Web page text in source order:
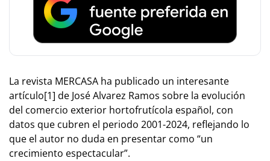
La revista MERCASA ha publicado un interesante
artículo[1] de José Alvarez Ramos sobre la evolución
del comercio exterior hortofrutícola español, con
datos que cubren el periodo 2001-2024, reflejando lo
que el autor no duda en presentar como “un
crecimiento espectacular”.